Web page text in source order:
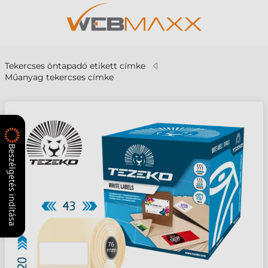
Tekercses öntapadó etikett címke
Műanyag tekercses címke
Beszélgetés indítása